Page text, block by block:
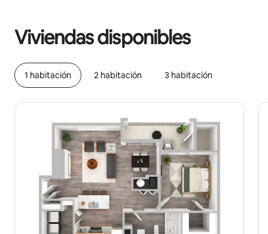
Viviendas disponibles
1 habitación 2 habitación 3 habitación